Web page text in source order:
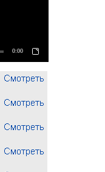
0:00